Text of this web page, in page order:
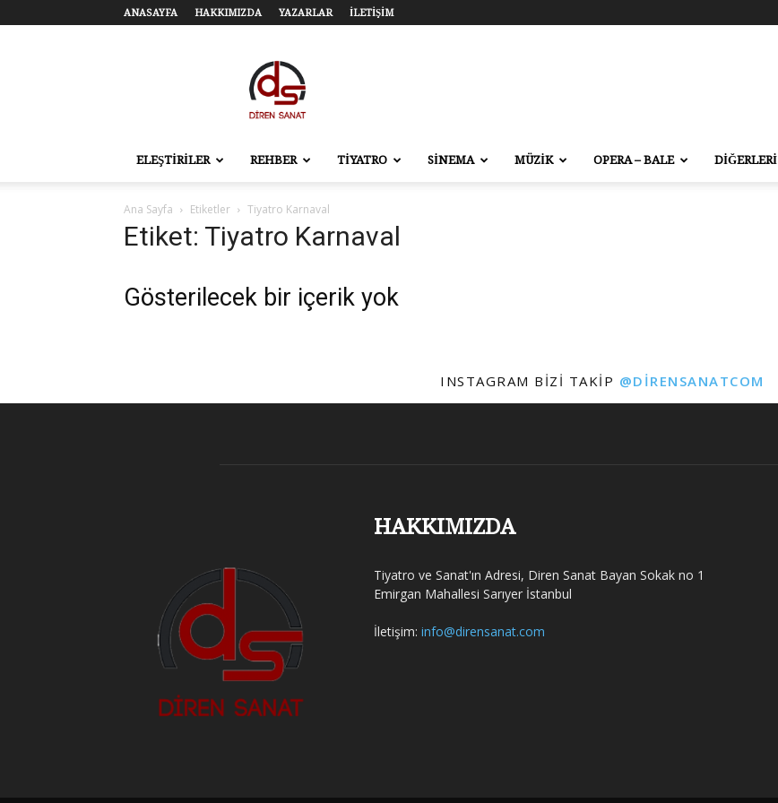
ANASAYFA HAKKIMIZDA YAZARLAR İLETİŞİM
Diren
Sanat
–
Tiyatro,
Sahne
ELEŞTİRİLER REHBER TİYATRO SİNEMA MÜZİK OPERA – BALE DİĞERLERİ
Ana Sayfa Etiketler Tiyatro Karnaval
Etiket: Tiyatro Karnaval
Gösterilecek bir içerik yok
INSTAGRAM BIZI TAKIP @DIRENSANATCOM
HAKKIMIZDA
Tiyatro ve Sanat'ın Adresi, Diren Sanat Bayan Sokak no 1
Emirgan Mahallesi Sarıyer İstanbul
İletişim: info@dirensanat.com